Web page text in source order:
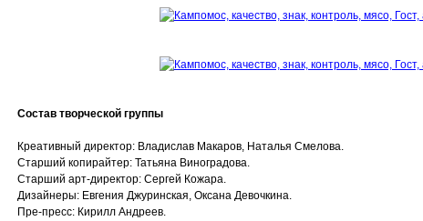
Состав творческой группы
Креативный директор: Владислав Макаров, Наталья Смелова.
Старший копирайтер: Татьяна Виноградова.
Старший арт-директор: Сергей Кожара.
Дизайнеры: Евгения Джуринская, Оксана Девочкина.
Пре-пресс: Кирилл Андреев.